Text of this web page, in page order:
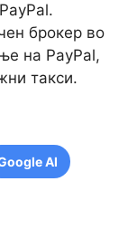
брокер во
на PayPal,
такси.
AI